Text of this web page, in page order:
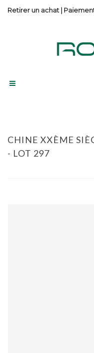
Retirer un achat |
CHINE XXÈME
- LOT 297